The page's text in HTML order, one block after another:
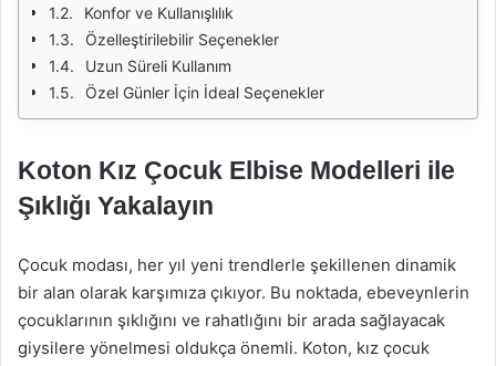
Konfor ve Kullanışlılık
Özelleştirilebilir Seçenekler
Uzun Süreli Kullanım
Özel Günler İçin İdeal Seçenekler
Koton Kız Çocuk Elbise Modelleri ile
Şıklığı Yakalayın
Çocuk modası, her yıl yeni trendlerle şekillenen dinamik
bir alan olarak karşımıza çıkıyor. Bu noktada, ebeveynlerin
çocuklarının şıklığını ve rahatlığını bir arada sağlayacak
giysilere yönelmesi oldukça önemli. Koton, kız çocuk